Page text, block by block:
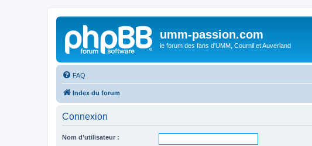
umm-passion.com
le forum des fans d'UMM, Cournil et Auverland
FAQ
Index du forum
Connexion
Nom d’utilisateur :